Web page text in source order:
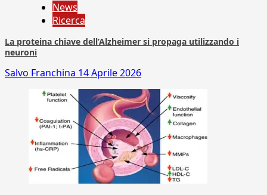
News
Ricerca
La proteina chiave dell’Alzheimer si propaga utilizzando i
neuroni
Salvo Franchina 14 Aprile 2026